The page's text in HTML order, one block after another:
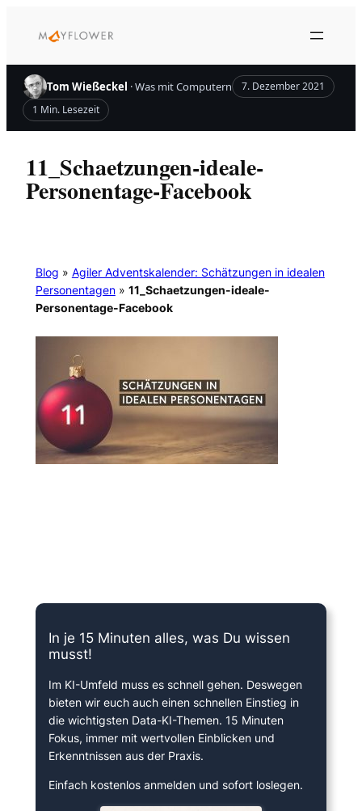
Inhalt
Tom Wießeckel · Was mit Computern
7. Dezember 2021
1 Min. Lesezeit
11_Schaetzungen-ideale-
Personentage-Facebook
Blog » Agiler Adventskalender: Schätzungen in idealen
Personentagen» 11_Schaetzungen-ideale-
Personentage-Facebook
In je 15 Minuten alles, was Du wissen
musst!
Im KI-Umfeld muss es schnell gehen. Deswegen
bieten wir euch auch einen schnellen Einstieg in
die wichtigsten Data-KI-Themen. 15 Minuten
Fokus, immer mit wertvollen Einblicken und
Erkenntnissen aus der Praxis.
Einfach kostenlos anmelden und sofort loslegen.